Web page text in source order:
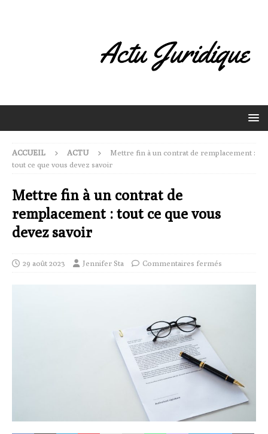
ACCUEIL ACTU
Mettre fin à un contrat de remplacement :
tout ce que vous devez savoir
Mettre fin à un contrat de
remplacement : tout ce que vous
devez savoir
29 août 2023 Jennifer Sta Commentaires fermés